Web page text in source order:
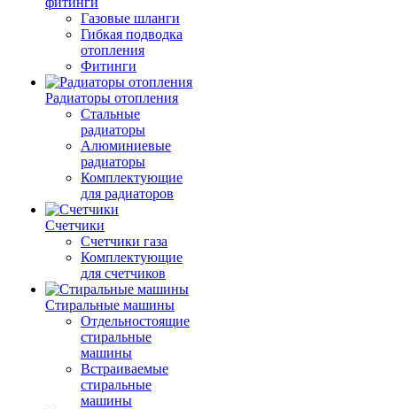
Газовые шланги
Гибкая подводка
отопления
Фитинги
Радиаторы отопления
Стальные
радиаторы
Алюминиевые
радиаторы
Комплектующие
для радиаторов
Счетчики
Счетчики газа
Комплектующие
для счетчиков
Стиральные машины
Отдельностоящие
стиральные
машины
Встраиваемые
стиральные
машины